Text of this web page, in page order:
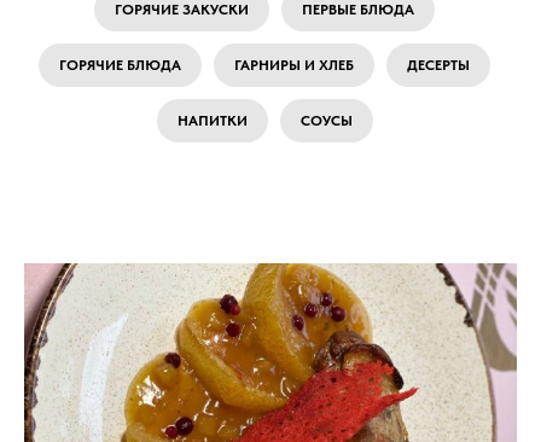
ГОРЯЧИЕ ЗАКУСКИ ПЕРВЫЕ БЛЮДА
ГОРЯЧИЕ БЛЮДА ГАРНИРЫ И ХЛЕБ ДЕСЕРТЫ
НАПИТКИ СОУСЫ